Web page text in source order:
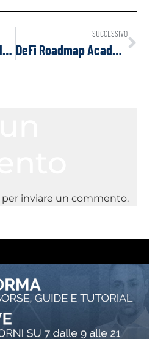
Il piano della BCE fallirà?
SUCCESSIVO
DeFi Roadmap Academy – ON LINE
per inviare un commento.